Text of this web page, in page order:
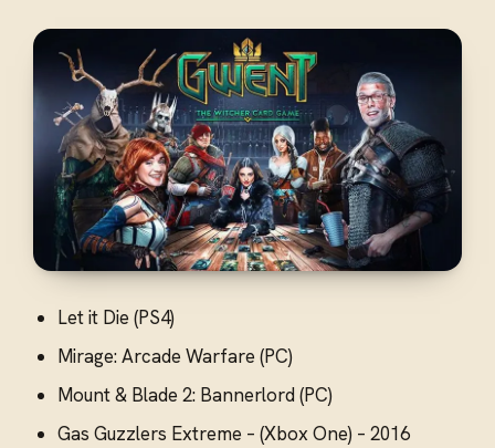
Let it Die (PS4)
Mirage: Arcade Warfare (PC)
Mount & Blade 2: Bannerlord (PC)
Gas Guzzlers Extreme – (Xbox One) – 2016